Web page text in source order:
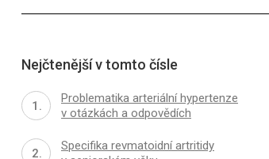
Nejčtenější v tomto čísle
Problematika arteriální hypertenze
v otázkách a odpovědích
Specifika revmatoidní artritidy